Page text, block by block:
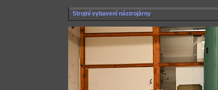
Strojní vybavení nástrojárny